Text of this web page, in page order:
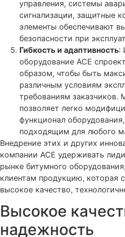
управления, системы
сигнализации, защитные
элементы обеспечивают
безопасности при
Гибкость и адаптивность:
оборудование ACE
образом, чтобы быть
различным условиям
требованиям заказчиков.
позволяет легко
функционал
подходящим для любого
Внедрение этих и других
компании ACE удерживать
рынке битумного
клиентам продукцию, которая
высокое качество,
Высокое
надежность